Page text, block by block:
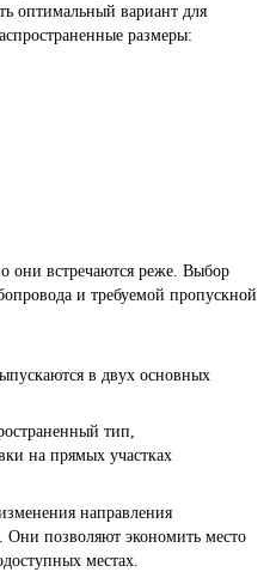
оптимальный вариант для
размеры:
они встречаются реже. Выбор
и требуемой пропускной
в двух основных
тип,
на прямых участках
направления
Они позволяют экономить место
местах.